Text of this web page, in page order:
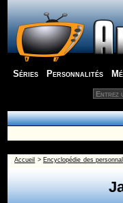
Séries Personnalités
Accueil > Encyclopédie des